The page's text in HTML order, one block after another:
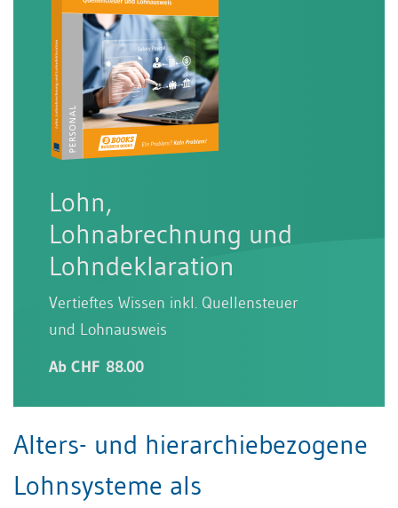
Lohn,
Lohnabrechnung und
Lohndeklaration
Vertieftes Wissen inkl. Quellensteuer
und Lohnausweis
Ab CHF 88.00
Alters- und hierarchiebezogene
Lohnsysteme als